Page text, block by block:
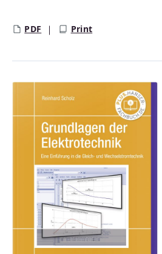
PDF Print